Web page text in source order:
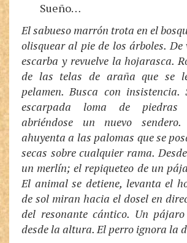
Sueño…
El sabueso marrón trota en el
olisquear al pie de los árboles. De
escarba y revuelve la hojarasca.
de las telas de araña que se
pelamen. Busca con insistencia.
escarpada loma de piedras
abriéndose un nuevo
ahuyenta a las palomas que se
secas sobre cualquier rama.
un merlín; el repiqueteo de un
El animal se detiene, levanta el
de sol miran hacia el dosel en
del resonante cántico. Un
desde la altura. El perro ignora la